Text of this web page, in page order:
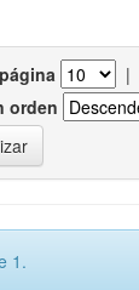
|
orden
1.